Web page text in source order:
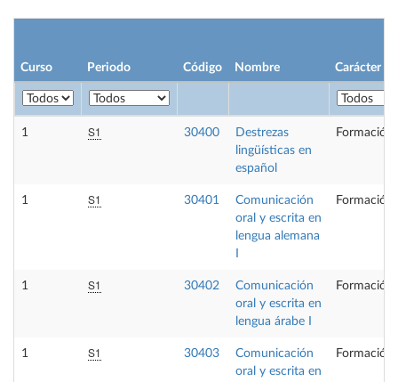
Curso Periodo Código Nombre Carácter
1 S1 30400
Destrezas
lingüísticas en
español
Formación
1 S1 30401
Comunicación
oral y escrita en
lengua alemana
Formación
1 S1 30402
Comunicación
oral y escrita en
lengua árabe I
Formación
1 S1 30403
Comunicación
oral y escrita en
Formación